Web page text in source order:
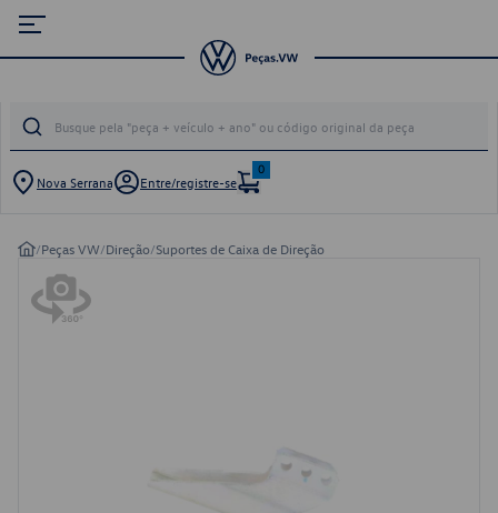
Nova Serrana Entre/registre-se
0
/Peças VW/Direção/Suportes de Caixa de Direção